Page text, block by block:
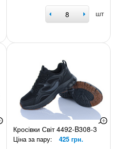
шт
Кросівки Світ 4492-B308-3
Ціна за пару: 425 грн.